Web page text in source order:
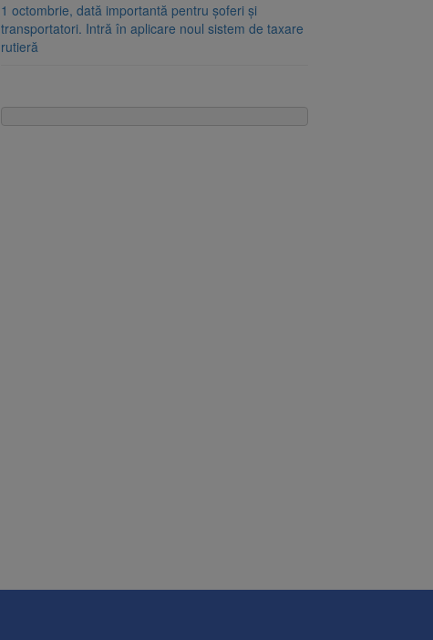
1 octombrie, dată importantă pentru șoferi și
transportatori. Intră în aplicare noul sistem de taxare
rutieră